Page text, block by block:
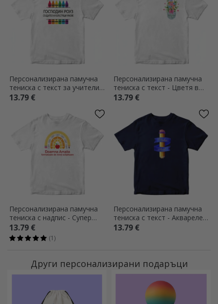
Персонализирана памучна
тениска с текст за учители -
Моливи
13.79 €
Персонализирана памучна
тениска с текст - Цветя в
джоба
13.79 €
Персонализирана памучна
тениска с надпис - Супер
учител
13.79 €
(1)
Персонализирана памучна
тениска с текст - Акварелен
молив
13.79 €
Други персонализирани подаръци